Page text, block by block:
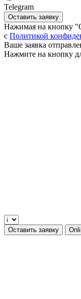
Telegram
Оставить заявку
Нажимая на кнопку
c Политикой
Ваше заявка
Нажмите на кнопку
Оставить заявку